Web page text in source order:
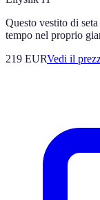
Questo vestito di
tempo nel proprio
219 EURVedi il